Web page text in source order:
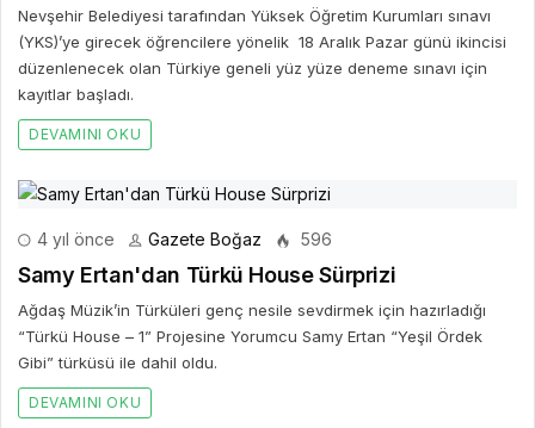
Nevşehir Belediyesi tarafından Yüksek Öğretim Kurumları sınavı
(YKS)’ye girecek öğrencilere yönelik 18 Aralık Pazar günü ikincisi
düzenlenecek olan Türkiye geneli yüz yüze deneme sınavı için
kayıtlar başladı.
DEVAMINI OKU
4 yıl önce Gazete Boğaz 596
Samy Ertan'dan Türkü House Sürprizi
Ağdaş Müzik’in Türküleri genç nesile sevdirmek için hazırladığı
“Türkü House – 1” Projesine Yorumcu Samy Ertan “Yeşil Ördek
Gibi” türküsü ile dahil oldu.
DEVAMINI OKU